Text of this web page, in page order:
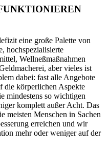
eine große Palette von
hochspezialisierte
Wellneßmaßnahmen
aber vieles ist
dabei: fast alle Angebote
die körperlichen Aspekte
mindestens so wichtigen
komplett außer Acht. Das
meisten Menschen in Sachen
erreichen und wir
mehr oder weniger auf der